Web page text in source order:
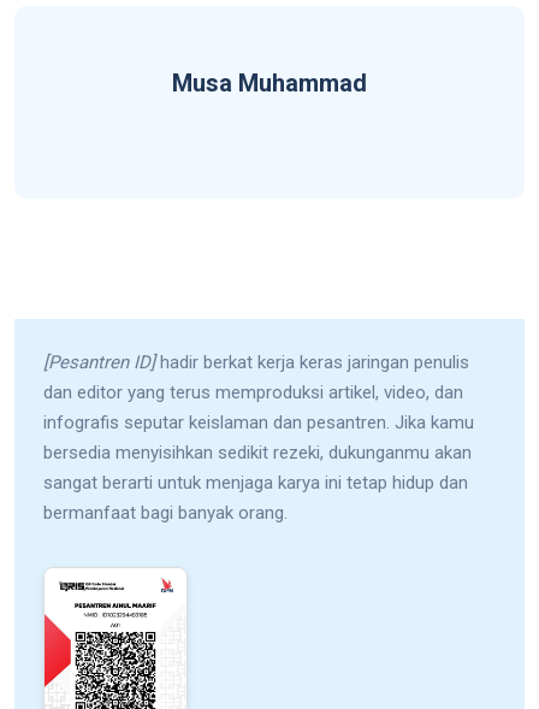
Musa Muhammad
[Pesantren ID]hadir berkat kerja keras jaringan penulis
dan editor yang terus memproduksi artikel, video, dan
infografis seputar keislaman dan pesantren. Jika kamu
bersedia menyisihkan sedikit rezeki, dukunganmu akan
sangat berarti untuk menjaga karya ini tetap hidup dan
bermanfaat bagi banyak orang.